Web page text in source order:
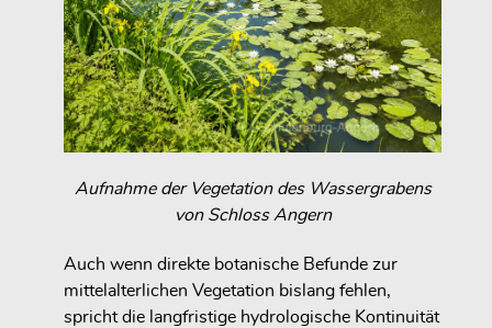
Aufnahme der Vegetation des Wassergrabens
von Schloss Angern
Auch wenn direkte botanische Befunde zur
mittelalterlichen Vegetation bislang fehlen,
spricht die langfristige hydrologische Kontinuität